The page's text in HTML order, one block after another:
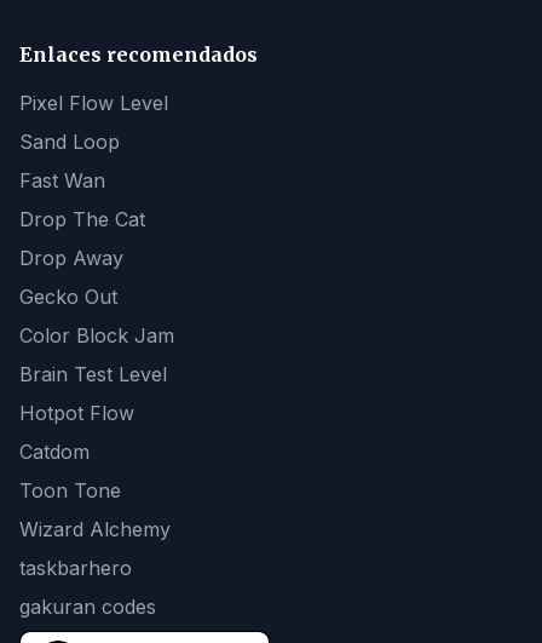
Enlaces recomendados
Pixel Flow Level
Sand Loop
Fast Wan
Drop The Cat
Drop Away
Gecko Out
Color Block Jam
Brain Test Level
Hotpot Flow
Catdom
Toon Tone
Wizard Alchemy
taskbarhero
gakuran codes